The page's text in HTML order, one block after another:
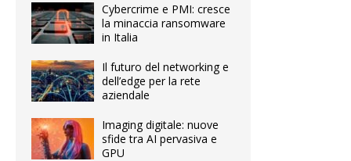
Cybercrime e PMI: cresce
la minaccia ransomware
in Italia
Il futuro del networking e
dell’edge per la rete
aziendale
Imaging digitale: nuove
sfide tra AI pervasiva e
GPU